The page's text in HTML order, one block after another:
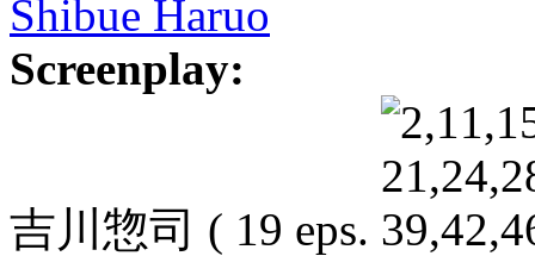
Shibue Haruo
Screenplay:
吉川惣司 ( 19 eps.